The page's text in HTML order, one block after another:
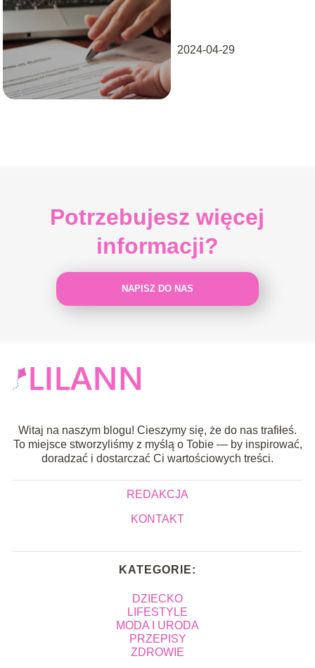
2024-04-29
Potrzebujesz więcej
informacji?
NAPISZ DO NAS
Witaj na naszym blogu! Cieszymy się, że do nas trafiłeś.
To miejsce stworzyliśmy z myślą o Tobie — by inspirować,
doradzać i dostarczać Ci wartościowych treści.
REDAKCJA
KONTAKT
KATEGORIE:
DZIECKO
LIFESTYLE
MODA I URODA
PRZEPISY
ZDROWIE